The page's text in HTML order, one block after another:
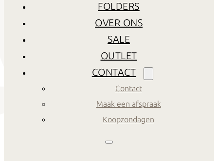
FOLDERS
OVER ONS
SALE
OUTLET
CONTACT
Contact
Maak een afspraak
Koopzondagen